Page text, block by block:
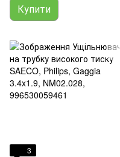
Купити
3